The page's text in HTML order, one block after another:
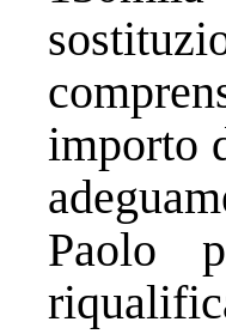
importo
Paolo